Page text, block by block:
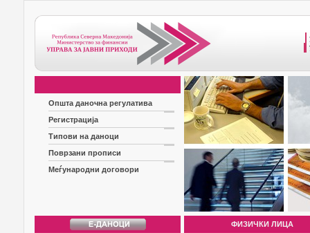
Општа даночна регулатива
Регистрација
Типови на даноци
Поврзани прописи
Меѓународни договори
ФИЗИЧКИ ЛИЦА